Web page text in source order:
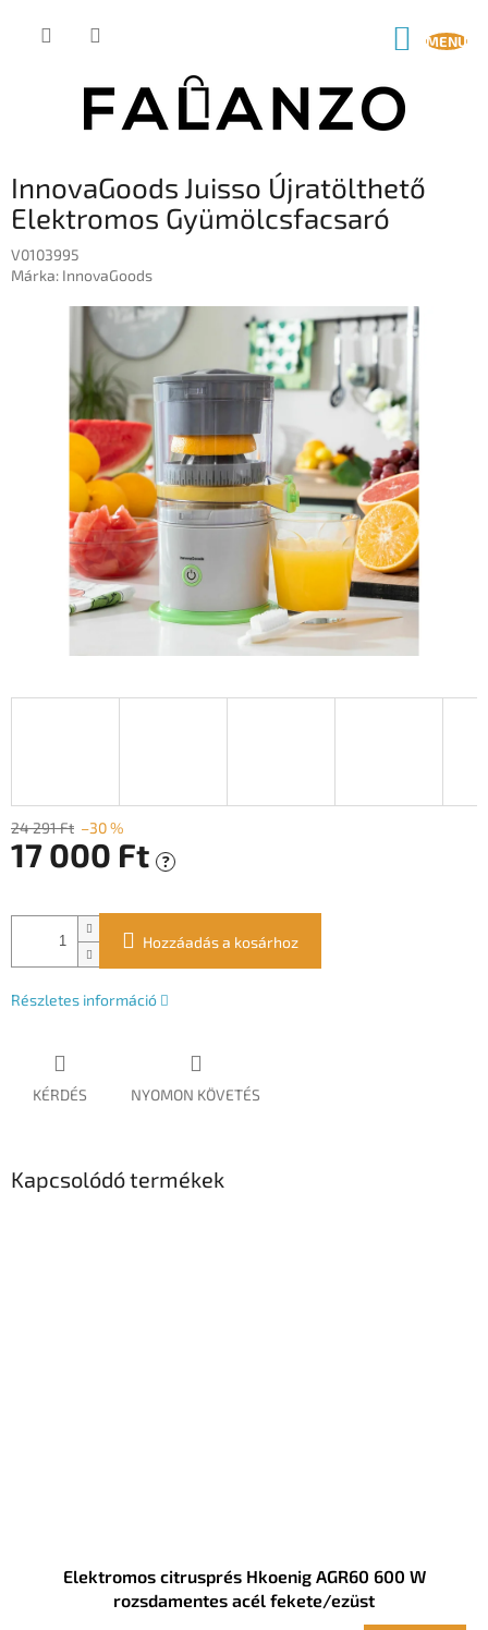
KOSÁR
InnovaGoods Juisso Újratölthető
Elektromos Gyümölcsfacsaró
V0103995
Márka: InnovaGoods
24 291 Ft –30 %
17 000 Ft ?
Hozzáadás a kosárhoz
Részletes információ
KÉRDÉS NYOMON KÖVETÉS
Kapcsolódó termékek
Elektromos citrusprés Hkoenig AGR60 600 W
rozsdamentes acél fekete/ezüst